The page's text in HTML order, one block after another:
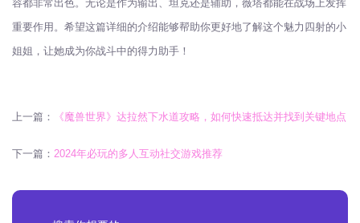
容都非常出色。无论是作为输出、坦克还是辅助，薇塔都能在战场上发挥
重要作用。希望这篇详细的介绍能够帮助你更好地了解这个魅力四射的小
姐姐，让她成为你战斗中的得力助手！
上一篇： 《魔兽世界》达拉然下水道攻略，如何快速抵达并找到关键地点
下一篇： 2024年必玩的多人互动社交游戏推荐